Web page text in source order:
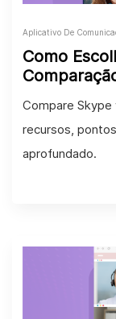
Aplicativo De
Como
Compare
recursos,
aprofundado.